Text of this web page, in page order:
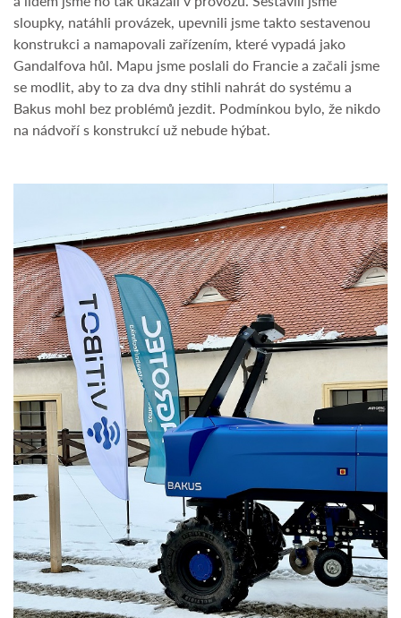
sloupky, natáhli provázek, upevnili jsme takto sestavenou
konstrukci a namapovali zařízením, které vypadá jako
Gandalfova hůl. Mapu jsme poslali do Francie a začali jsme
se modlit, aby to za dva dny stihli nahrát do systému a
Bakus mohl bez problémů jezdit. Podmínkou bylo, že nikdo
na nádvoří s konstrukcí už nebude hýbat.